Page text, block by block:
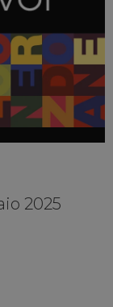
2025